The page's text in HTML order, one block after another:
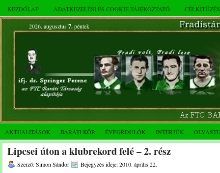
KEZDŐLAP ADATKEZELÉSI ÉS COOKIE TÁJÉKOZTATÓ
2026. augusztus 7.péntek
AKTUALITÁSOK BARÁTI KÖR ÉVFORDULÓK INTERJÚK
Lipcsei úton a klubrekord felé – 2. rész
Szerző: Simon Sándor Bejegyzés ideje: 2010. április 22.